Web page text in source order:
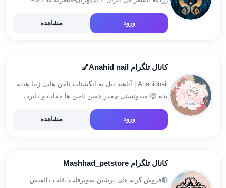
جلیلی: +98 9199211092 @tahrayan👉🏻تلگرام 📲واتس
ورود مشاهده
کانال تلگرام Anahid nail💅
Anahidnail | آناهید نیل به انگشتات ناخن هایی زیبا هدیه
بده.😍 میدونستی چقدر همین ناخن ها جذاب و دلبرت
ناخن من یه سر بزن❤️ Instagram: […]
ورود مشاهده
کانال تلگرام Mashhad_petstore
🔴فروش گربه های پرشین سوپرفلت ،فلت دالفیس